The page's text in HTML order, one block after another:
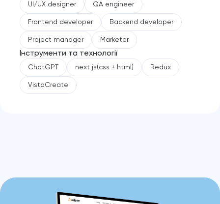
UI/UX designer QA engineer
Frontend developer Backend developer
Project manager Marketer
Інструменти та технології
ChatGPT next js(css + html) Redux
VistaCreate